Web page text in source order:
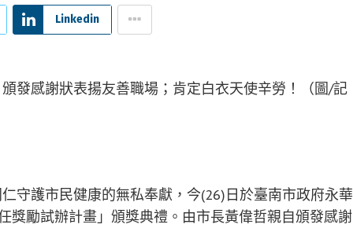
Linkedin
發感謝狀表揚友善職場；肯定白衣天使辛勞！（圖/記
守護市民健康的無私奉獻，今(26)日於臺南市政府永華
獎勵試辦計畫」頒獎典禮。由市長黃偉哲親自頒發感謝